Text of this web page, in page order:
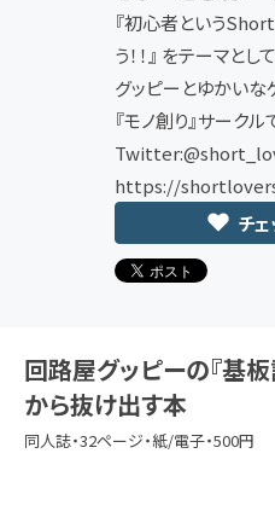
『初心者という
う！！』 をテーマと
グッピーとゆかいな
『モノ創り』サークル
https://
チェ
回路屋グッピーの『基
から抜け出す本
同人誌・32ページ・紙/電子・500円